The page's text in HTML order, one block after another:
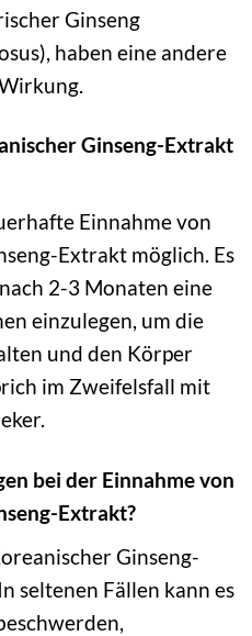
Ginseng
haben eine andere
Ginseng-Extrakt
Einnahme von
Extrakt möglich. Es
2-3 Monaten eine
einzulegen, um die
und den Körper
im Zweifelsfall mit
bei der Einnahme von
Extrakt?
Ginseng-
seltenen Fällen kann es